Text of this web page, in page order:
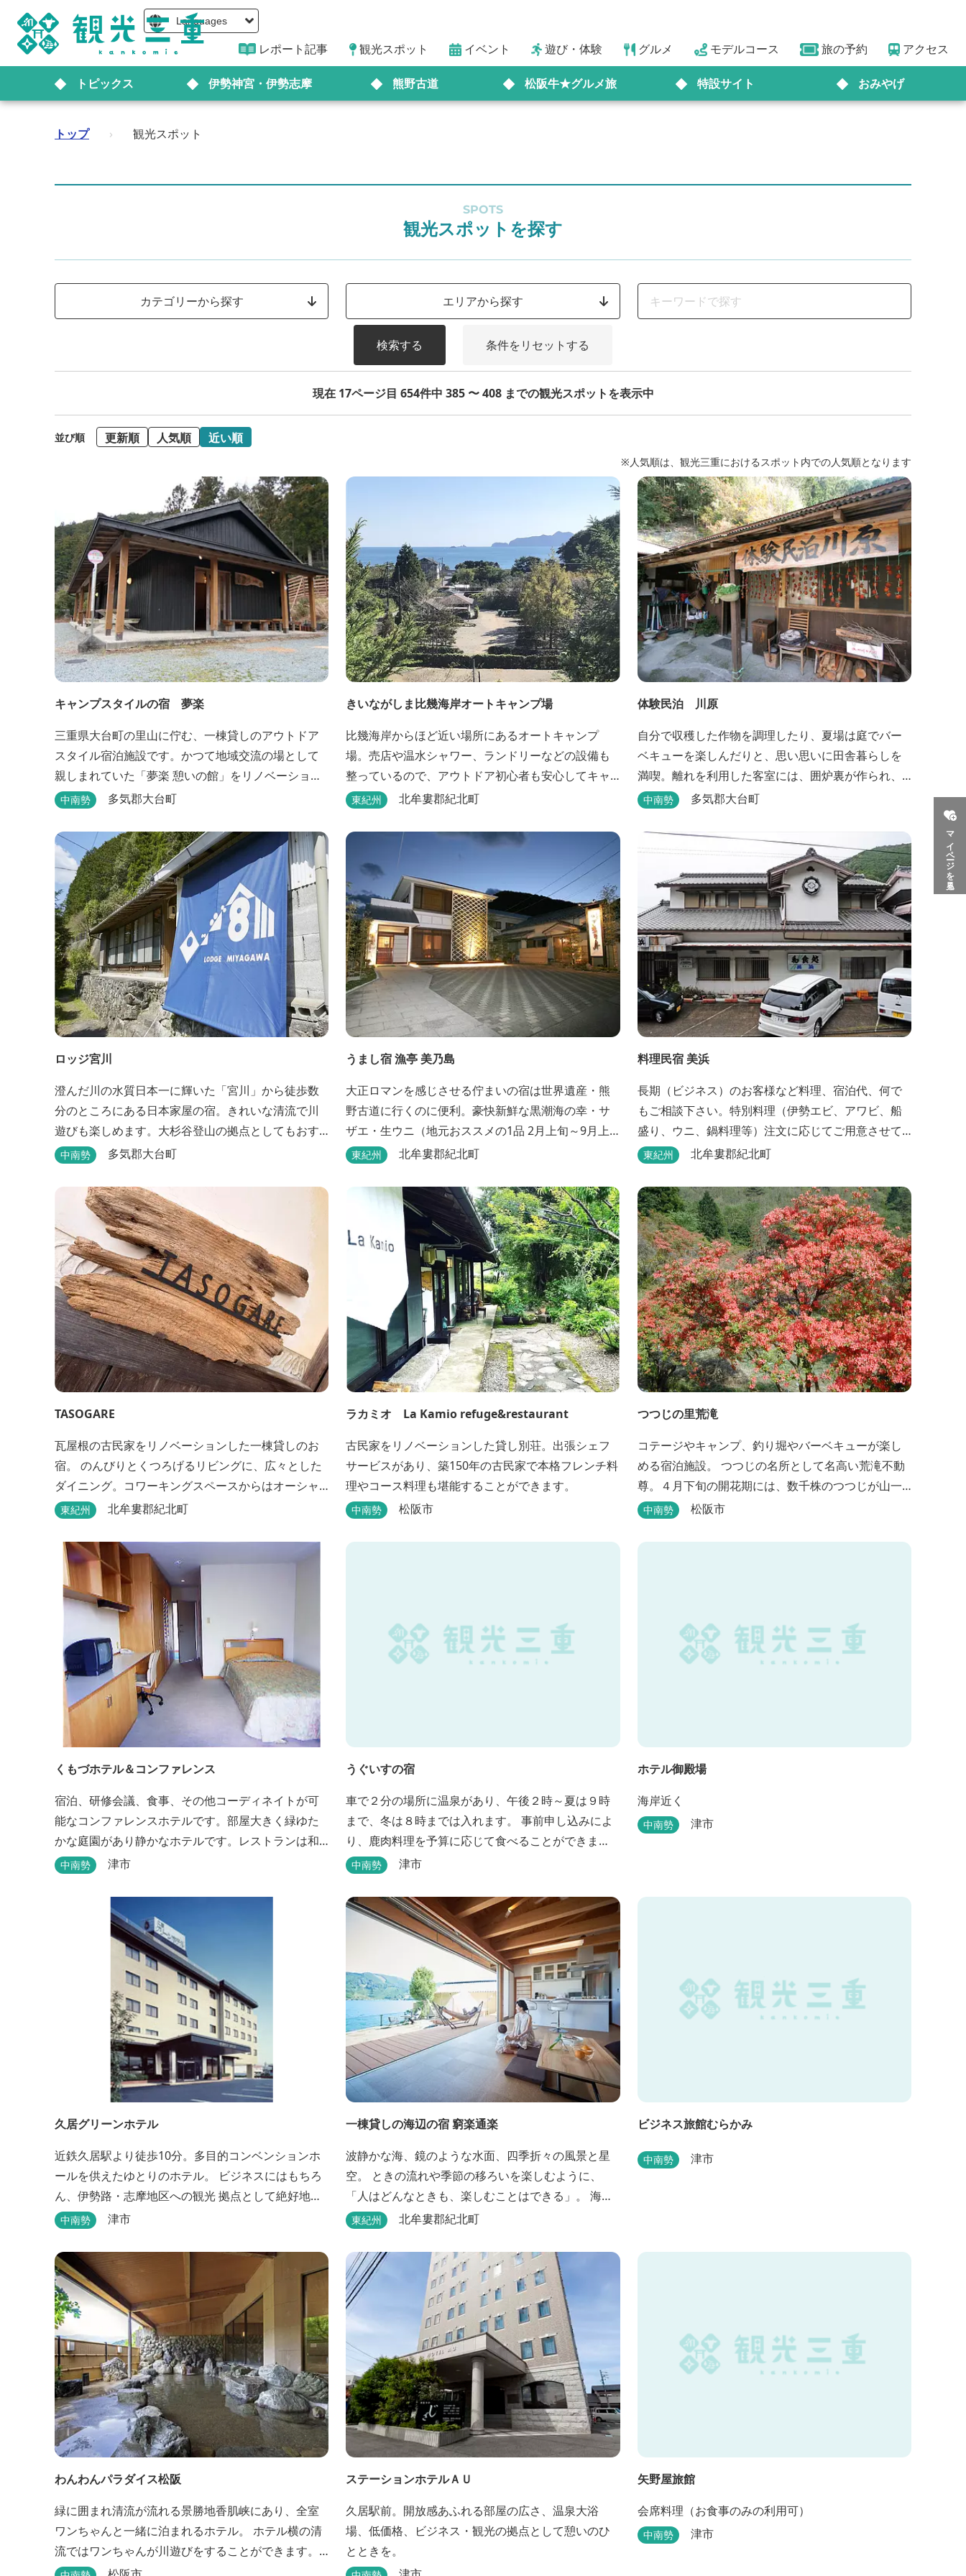
Languages
レポート記事 観光スポット イベント 遊び・体験 グルメ モデルコース 旅の予約 アクセス
トピックス 伊勢神宮・伊勢志摩 熊野古道 松阪牛★グルメ旅 特設サイト おみやげ
マイページを見る
トップ › 観光スポット
SPOTS
観光スポットを探す
カテゴリーから探す エリアから探す
検索する 条件をリセットする
現在 17ページ目 654件中 385 〜 408 までの観光スポットを表示中
並び順 更新順 人気順 近い順
※人気順は、観光三重におけるスポット内での人気順となります
キャンプスタイルの宿 夢楽
三重県大台町の里山に佇む、一棟貸しのアウトドア
スタイル宿泊施設です。かつて地域交流の場として
親しまれていた「夢楽 憩いの館」をリノベーション
し、焚き火やBBQ、ペットとの滞在を楽しめる“キャ
間】 チェックイン 15：00（早めのチェックインご
希望は予約時に要相談） チェックアウト 9：00
【定休日】 不定休 【料金...
中南勢 多気郡大台町
きいながしま比幾海岸オートキャンプ場
比幾海岸からほど近い場所にあるオートキャンプ
場。売店や温水シャワー、ランドリーなどの設備も
整っているので、アウトドア初心者も安心してキャ
ンプができます。近くには古里温泉もありゆっくり
東紀州 北牟婁郡紀北町
体験民泊 川原
自分で収穫した作物を調理したり、夏場は庭でバー
ベキューを楽しんだりと、思い思いに田舎暮らしを
満喫。離れを利用した客室には、囲炉裏が作られ、
薪でたく手作りの岩風呂が自慢。
中南勢 多気郡大台町
ロッジ宮川
澄んだ川の水質日本一に輝いた「宮川」から徒歩数
分のところにある日本家屋の宿。きれいな清流で川
遊びも楽しめます。大杉谷登山の拠点としてもおす
すめです。
中南勢 多気郡大台町
うまし宿 漁亭 美乃島
大正ロマンを感じさせる佇まいの宿は世界遺産・熊
野古道に行くのに便利。豪快新鮮な黒潮海の幸・サ
ザエ・生ウニ（地元おススメの1品 2月上旬～9月上
旬）などの料理が堪能できます。
東紀州 北牟婁郡紀北町
料理民宿 美浜
長期（ビジネス）のお客様など料理、宿泊代、何で
もご相談下さい。特別料理（伊勢エビ、アワビ、船
盛り、ウニ、鍋料理等）注文に応じてご用意させて
頂きます。
東紀州 北牟婁郡紀北町
TASOGARE
瓦屋根の古民家をリノベーションした一棟貸しのお
宿。 のんびりとくつろげるリビングに、広々とした
ダイニング。コワーキングスペースからはオーシャ
ンビューが楽しめます♬ 二階には気のぬくもりを感
「TASOGAREの間」があり、海を眺めながらゆった
りとした時間を過ごすことができます。
東紀州 北牟婁郡紀北町
ラカミオ La Kamio refuge&restaurant
古民家をリノベーションした貸し別荘。出張シェフ
サービスがあり、築150年の古民家で本格フレンチ料
理やコース料理も堪能することができます。
中南勢 松阪市
つつじの里荒滝
コテージやキャンプ、釣り堀やバーベキューが楽し
める宿泊施設。 つつじの名所として名高い荒滝不動
尊。４月下旬の開花期には、数千株のつつじが山一
面を赤く染め、辺りの山の新緑と見事なコントラス
ンフォメーションサイト ワクワク松阪 ...
中南勢 松阪市
くもづホテル＆コンファレンス
宿泊、研修会議、食事、その他コーディネイトが可
能なコンファレンスホテルです。部屋大きく緑ゆた
かな庭園があり静かなホテルです。レストランは和
洋とも対応可能で、特にフランス料理（フルコー
中南勢 津市
うぐいすの宿
車で２分の場所に温泉があり、午後２時～夏は９時
まで、冬は８時までは入れます。 事前申し込みによ
り、鹿肉料理を予算に応じて食べることができま
す。 春から秋は、宿の前の畑で収穫体験ができ、そ
中南勢 津市
ホテル御殿場
海岸近く
中南勢 津市
久居グリーンホテル
近鉄久居駅より徒歩10分。多目的コンベンションホ
ールを供えたゆとりのホテル。 ビジネスにはもちろ
ん、伊勢路・志摩地区への観光 拠点として絶好地。
安心して宿泊できる快適で清潔な客室にサービスも
中南勢 津市
一棟貸しの海辺の宿 窮楽通楽
波静かな海、鏡のような水面、四季折々の風景と星
空。 ときの流れや季節の移ろいを楽しむように、
「人はどんなときも、楽しむことはできる」。 海と
山と空に囲まれた紀北町矢口浦の貸別荘【窮楽通
から名づけました。 いつでも気軽にご利用くださ
い。
東紀州 北牟婁郡紀北町
ビジネス旅館むらかみ
中南勢 津市
わんわんパラダイス松阪
緑に囲まれ清流が流れる景勝地香肌峡にあり、全室
ワンちゃんと一緒に泊まれるホテル。 ホテル横の清
流ではワンちゃんが川遊びをすることができます。
天然温泉「香肌の湯」は鉄分を含んだお湯が特徴。
ステーションホテルＡＵ
久居駅前。開放感あふれる部屋の広さ、温泉大浴
場、低価格、ビジネス・観光の拠点として憩いのひ
とときを。
矢野屋旅館
会席料理（お食事のみの利用可）
中南勢 津市